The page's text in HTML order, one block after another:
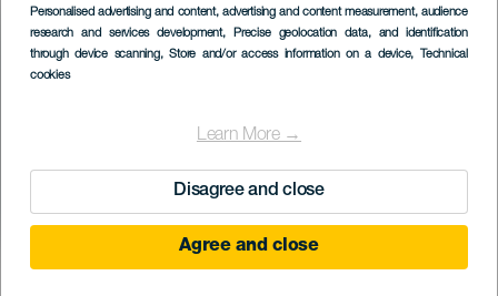
Personalised advertising and content, advertising and content measurement, audience
research and services development, Precise geolocation data, and identification
through device scanning, Store and/or access information on a device, Technical
cookies
Learn More →
Disagree and close
Agree and close
Imagen
Listado